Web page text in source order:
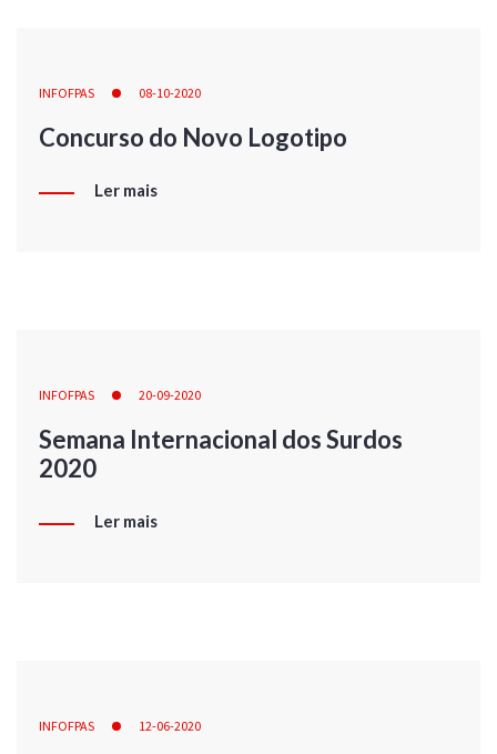
INFOFPAS 08-10-2020
Concurso do Novo Logotipo
Ler mais
INFOFPAS 20-09-2020
Semana Internacional dos Surdos
2020
Ler mais
INFOFPAS 12-06-2020